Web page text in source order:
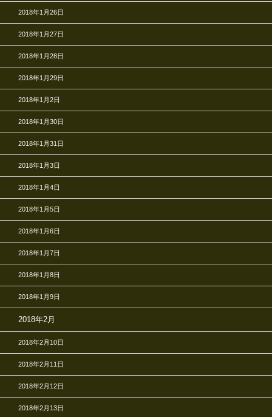
2018年1月26日
2018年1月27日
2018年1月28日
2018年1月29日
2018年1月2日
2018年1月30日
2018年1月31日
2018年1月3日
2018年1月4日
2018年1月5日
2018年1月6日
2018年1月7日
2018年1月8日
2018年1月9日
2018年2月
2018年2月10日
2018年2月11日
2018年2月12日
2018年2月13日